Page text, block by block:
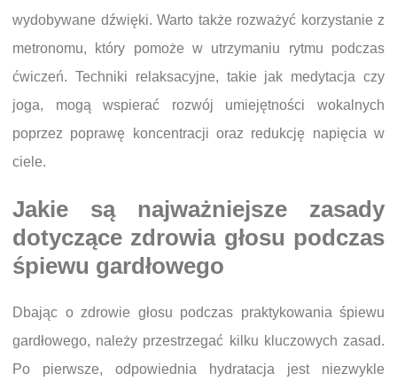
wydobywane dźwięki. Warto także rozważyć korzystanie z
metronomu, który pomoże w utrzymaniu rytmu podczas
ćwiczeń. Techniki relaksacyjne, takie jak medytacja czy
joga, mogą wspierać rozwój umiejętności wokalnych
poprzez poprawę koncentracji oraz redukcję napięcia w
ciele.
Jakie są najważniejsze zasady
dotyczące zdrowia głosu podczas
śpiewu gardłowego
Dbając o zdrowie głosu podczas praktykowania śpiewu
gardłowego, należy przestrzegać kilku kluczowych zasad.
Po pierwsze, odpowiednia hydratacja jest niezwykle